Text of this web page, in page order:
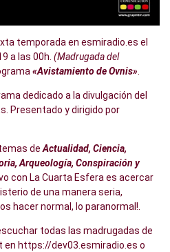
temporada en esmiradio.es el
a las 00h. (Madrugada del
«Avistamiento de Ovnis»
dedicado a la divulgación del
Presentado y dirigido por
de Actualidad, Ciencia,
Arqueología, Conspiración y
con La Cuarta Esfera es acercar
de una manera seria,
hacer normal, lo paranormal!.
todas las madrugadas de
en https://dev03.esmiradio.es o